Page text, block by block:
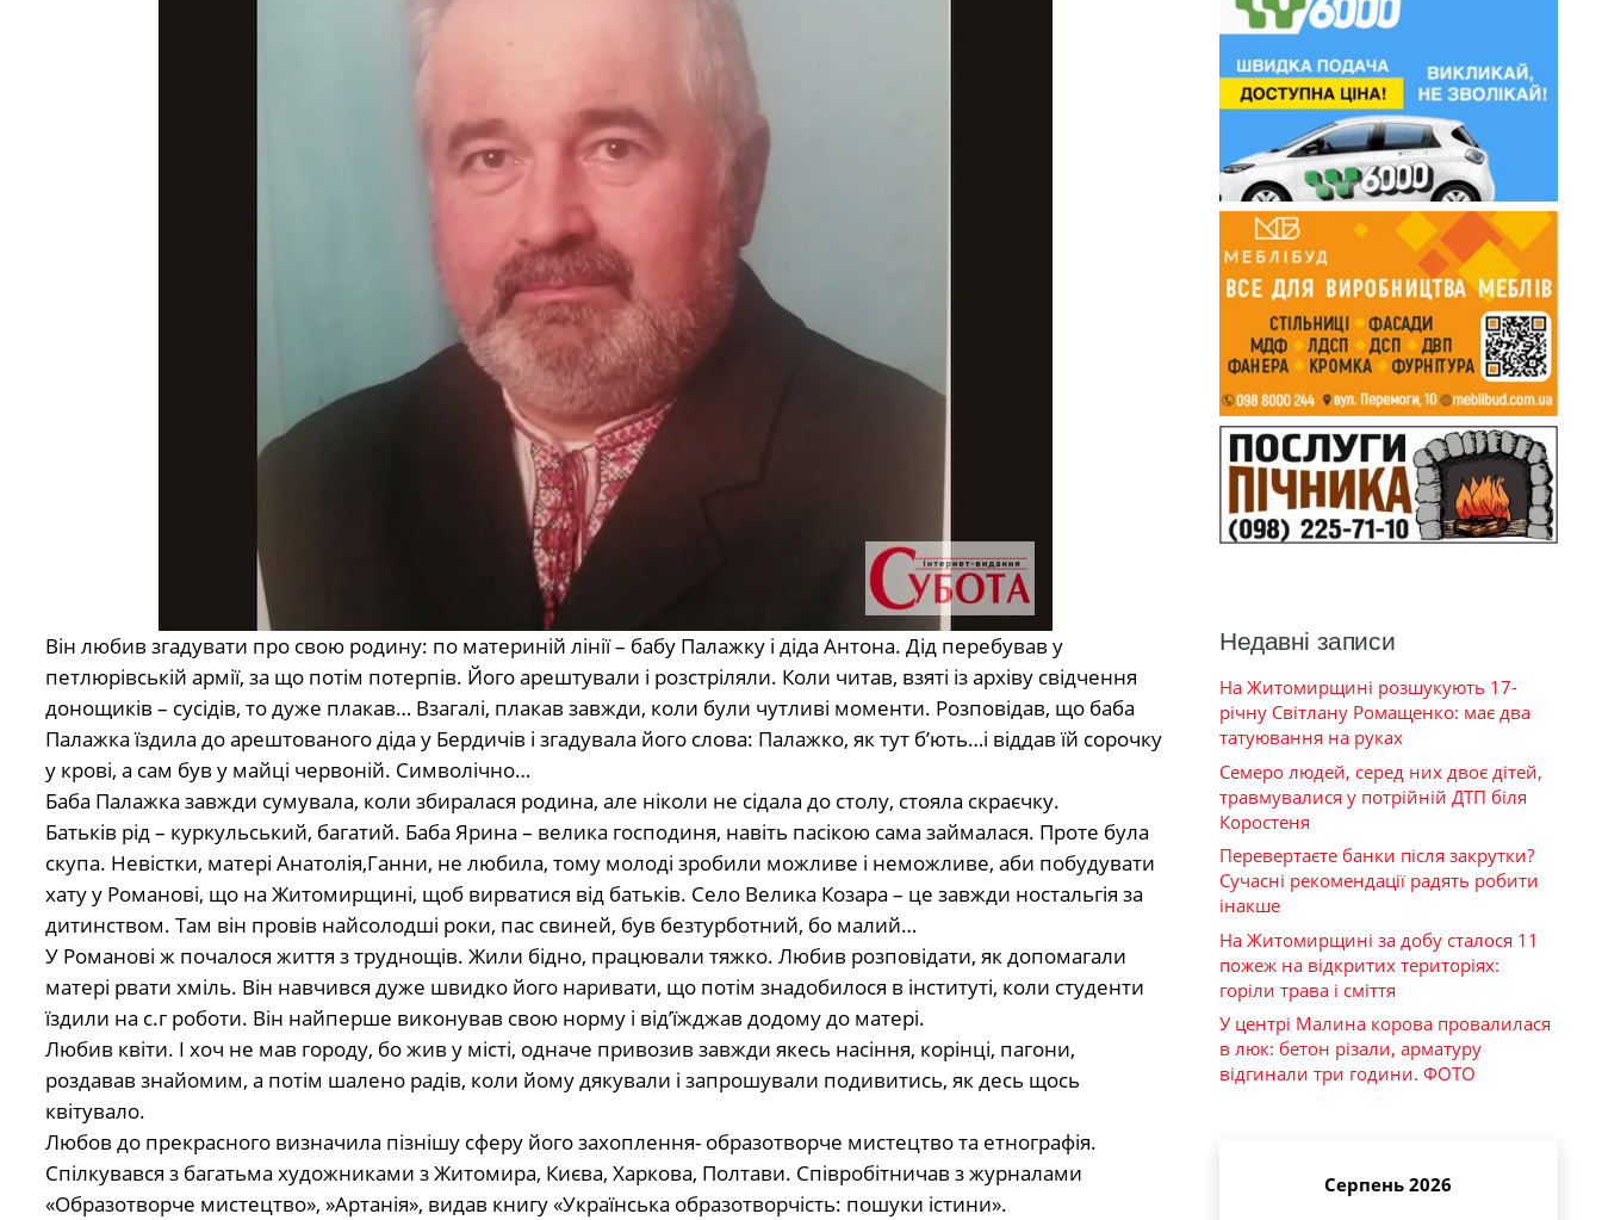
Він любив згадувати про свою родину: по материній лінії – бабу Палажку і діда Антона. Дід перебував у
петлюрівській армії, за що потім потерпів. Його арештували і розстріляли. Коли читав, взяті із архіву свідчення
донощиків – сусідів, то дуже плакав… Взагалі, плакав завжди, коли були чутливі моменти. Розповідав, що баба
Палажка їздила до арештованого діда у Бердичів і згадувала його слова: Палажко, як тут б’ють…і віддав їй сорочку
у крові, а сам був у майці червоній. Символічно…
Баба Палажка завжди сумувала, коли збиралася родина, але ніколи не сідала до столу, стояла скраєчку.
Батьків рід – куркульський, багатий. Баба Ярина – велика господиня, навіть пасікою сама займалася. Проте була
скупа. Невістки, матері Анатолія,Ганни, не любила, тому молоді зробили можливе і неможливе, аби побудувати
хату у Романові, що на Житомирщині, щоб вирватися від батьків. Село Велика Козара – це завжди ностальгія за
дитинством. Там він провів найсолодші роки, пас свиней, був безтурботний, бо малий…
У Романові ж почалося життя з труднощів. Жили бідно, працювали тяжко. Любив розповідати, як допомагали
матері рвати хміль. Він навчився дуже швидко його наривати, що потім знадобилося в інституті, коли студенти
їздили на с.г роботи. Він найперше виконував свою норму і від’їжджав додому до матері.
Любив квіти. І хоч не мав городу, бо жив у місті, одначе привозив завжди якесь насіння, корінці, пагони,
роздавав знайомим, а потім шалено радів, коли йому дякували і запрошували подивитись, як десь щось
квітувало.
Любов до прекрасного визначила пізнішу сферу його захоплення- образотворче мистецтво та етнографія.
Спілкувався з багатьма художниками з Житомира, Києва, Харкова, Полтави. Співробітничав з журналами
«Образотворче мистецтво», »Артанія», видав книгу «Українська образотворчість: пошуки істини».
Недавні записи
На Житомирщині розшукують 17-
річну Світлану Ромащенко: має два
татуювання на руках
Семеро людей, серед них двоє дітей,
травмувалися у потрійній ДТП біля
Коростеня
Перевертаєте банки після закрутки?
Сучасні рекомендації радять робити
інакше
На Житомирщині за добу сталося 11
пожеж на відкритих територіях:
горіли трава і сміття
У центрі Малина корова провалилася
в люк: бетон різали, арматуру
відгинали три години. ФОТО
Серпень 2026